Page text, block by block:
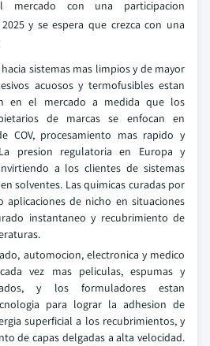
mercado con una participacion
y se espera que crezca con una
sistemas mas limpios y de mayor
acuosos y termofusibles estan
en el mercado a medida que los
de marcas se enfocan en
COV, procesamiento mas rapido y
presion regulatoria en Europa y
a los clientes de sistemas
solventes. Las quimicas curadas por
aplicaciones de nicho en situaciones
instantaneo y recubrimiento de
automocion, electronica y medico
vez mas peliculas, espumas y
y los formuladores estan
para lograr la adhesion de
superficial a los recubrimientos, y
de capas delgadas a alta velocidad.